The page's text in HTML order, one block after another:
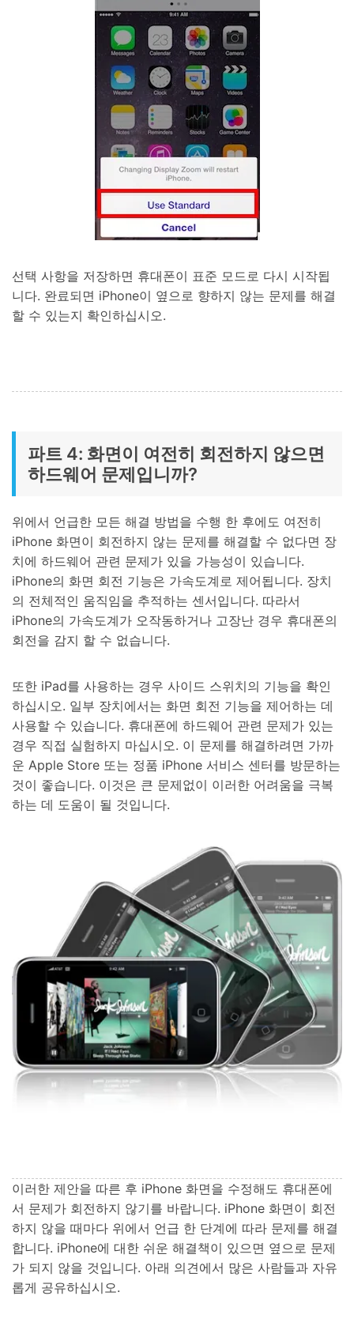
선택 사항을 저장하면 휴대폰이 표준 모드로 다시 시작됩
니다. 완료되면 iPhone이 옆으로 향하지 않는 문제를 해결
할 수 있는지 확인하십시오.
파트 4: 화면이 여전히 회전하지 않으면
하드웨어 문제입니까?
위에서 언급한 모든 해결 방법을 수행 한 후에도 여전히
iPhone 화면이 회전하지 않는 문제를 해결할 수 없다면 장
치에 하드웨어 관련 문제가 있을 가능성이 있습니다.
iPhone의 화면 회전 기능은 가속도계로 제어됩니다. 장치
의 전체적인 움직임을 추적하는 센서입니다. 따라서
iPhone의 가속도계가 오작동하거나 고장난 경우 휴대폰의
회전을 감지 할 수 없습니다.
또한 iPad를 사용하는 경우 사이드 스위치의 기능을 확인
하십시오. 일부 장치에서는 화면 회전 기능을 제어하는 데
사용할 수 있습니다. 휴대폰에 하드웨어 관련 문제가 있는
경우 직접 실험하지 마십시오. 이 문제를 해결하려면 가까
운 Apple Store 또는 정품 iPhone 서비스 센터를 방문하는
것이 좋습니다. 이것은 큰 문제없이 이러한 어려움을 극복
하는 데 도움이 될 것입니다.
이러한 제안을 따른 후 iPhone 화면을 수정해도 휴대폰에
서 문제가 회전하지 않기를 바랍니다. iPhone 화면이 회전
하지 않을 때마다 위에서 언급 한 단계에 따라 문제를 해결
합니다. iPhone에 대한 쉬운 해결책이 있으면 옆으로 문제
가 되지 않을 것입니다. 아래 의견에서 많은 사람들과 자유
롭게 공유하십시오.